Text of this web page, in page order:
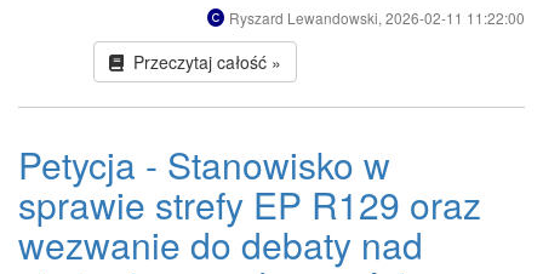
Ryszard Lewandowski, 2026-02-11 11:22:00
Przeczytaj całość »
Petycja - ​Stanowisko w
sprawie strefy EP R129 oraz
wezwanie do debaty nad